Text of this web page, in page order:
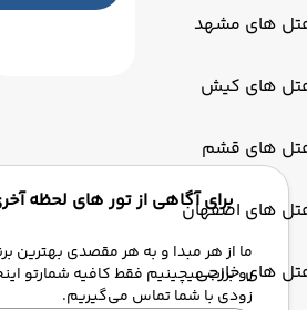
های مشهد
های کیش
های قشم
های اصفهان
های خارجی
برای آگاهی از تور های لحظه
ما از هر مبدا و به هر مقصدی بهترین
رو برات میچینیم فقط کافیه شمارتو
زودی با شما تماس می‌گیریم.